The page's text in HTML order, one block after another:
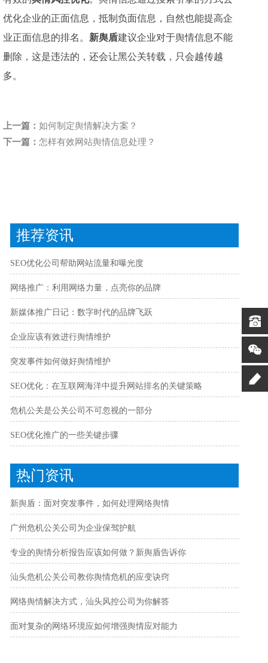
优化企业的正面信息，抵制负面信息，自然也能提高企
业正面信息的排名。 新舆盾建议企业对于舆情信息不能
删除，这是违法的，还会让黑公关转载，只会越传越
多。
上一篇： 如何制定舆情解决方案？
下一篇： 怎样有效网站舆情信息处理？
推荐资讯
SEO优化公司帮助网站流量和曝光度
网络推广：利用网络力量，点亮你的品牌
新媒体推广日记：数字时代的品牌飞跃
企业应该有效进行舆情维护
突发事件如何做好舆情维护
SEO优化：在互联网海洋中提升网站排名的关键策略
危机公关是公关公司不可忽视的一部分
SEO优化推广的一些关键步骤
热门资讯
新舆盾：面对突发事件，如何处理网络舆情
广州危机公关公司为企业保驾护航
专业的舆情分析报告应该如何做？新舆盾告诉你
汕头危机公关公司教你舆情危机的应变诀窍
网络舆情解决方式，汕头风控公司为你解答
面对复杂的网络环境应如何增强舆情应对能力